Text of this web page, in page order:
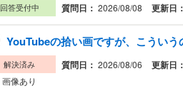
回答受付中 質問日： 2026/08/08 更新日：
YouTubeの拾い画ですが、こうい
解決済み 質問日： 2026/08/06 更新日：
画像あり